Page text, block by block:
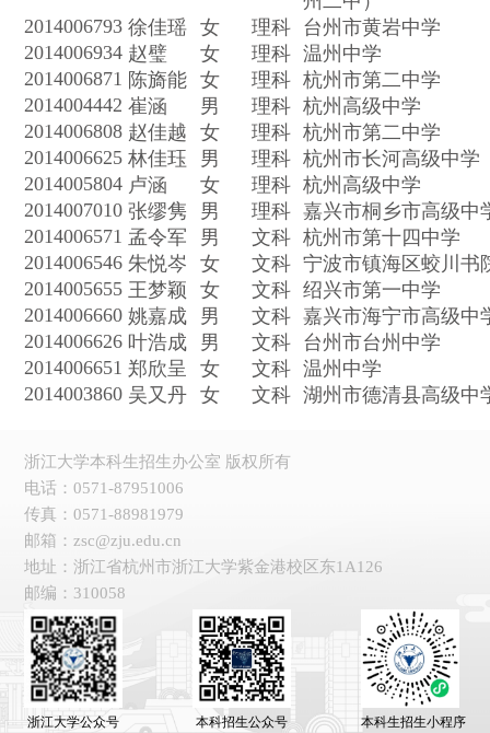
2014006793 徐佳瑶 女 理科 台州市黄岩中学
2014006934 赵璧 女 理科 温州中学
2014006871 陈旖能 女 理科 杭州市第二中学
2014004442 崔涵 男 理科 杭州高级中学
2014006808 赵佳越 女 理科 杭州市第二中学
2014006625 林佳珏 男 理科 杭州市长河高级中学
2014005804 卢涵 女 理科 杭州高级中学
2014007010 张缪隽 男 理科 嘉兴市桐乡市高级中
2014006571 孟令军 男 文科 杭州市第十四中学
2014006546 朱悦岑 女 文科 宁波市镇海区蛟川书
2014005655 王梦颖 女 文科 绍兴市第一中学
2014006660 姚嘉成 男 文科 嘉兴市海宁市高级中
2014006626 叶浩成 男 文科 台州市台州中学
2014006651 郑欣呈 女 文科 温州中学
2014003860 吴又丹 女 文科 湖州市德清县高级中
浙江大学本科生招生办公室 版权所有
电话：0571-87951006
传真：0571-88981979
邮箱：zsc@zju.edu.cn
地址：浙江省杭州市浙江大学紫金港校区东1A126
邮编：310058
浙江大学公众号 本科招生公众号 本科生招生小程序